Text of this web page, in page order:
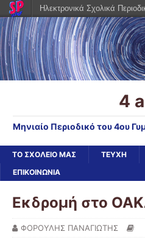
4
Μηνιαίο Περιοδικό του 4ου
ΤΟ ΣΧΟΛΕΙΟ ΜΑΣ ΤΕΥΧΗ
ΕΠΙΚΟΙΝΩΝΙΑ
Εκδρομή στο
ΦΟΡΟΥΛΗΣ ΠΑΝΑΓΙΩΤΗΣ
Ηλεκτρονικά Σχολικά